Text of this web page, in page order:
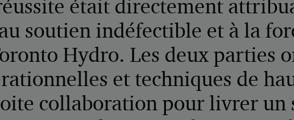
était directement
soutien indéfectible et à la
Hydro. Les deux parties
et techniques de
collaboration pour livrer un